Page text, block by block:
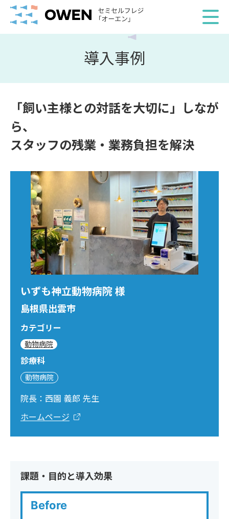
導入事例
「飼い主様との対話を大切に」しなが
ら、
スタッフの残業・業務負担を解決
いずも神立動物病院 様
島根県出雲市
カテゴリー
動物病院
診療科
動物病院
院長：西園 義郎 先生
ホームページ
課題・目的と導入効果
Before